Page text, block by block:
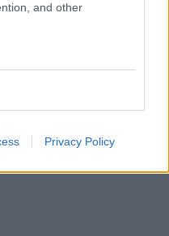
and other
Privacy Policy